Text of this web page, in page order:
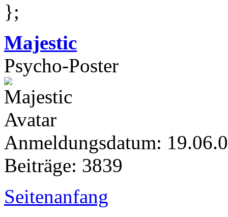
};
Majestic
Psycho-Poster
Anmeldungsdatum:
Beiträge: 3839
Seitenanfang